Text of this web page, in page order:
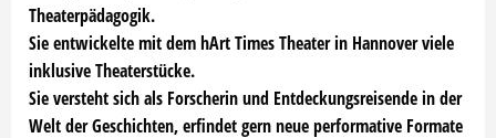
Theaterpädagogik.
Sie entwickelte mit dem hArt Times Theater in Hannover viele
inklusive Theaterstücke.
Sie versteht sich als Forscherin und Entdeckungsreisende in der
Welt der Geschichten, erfindet gern neue performative Formate